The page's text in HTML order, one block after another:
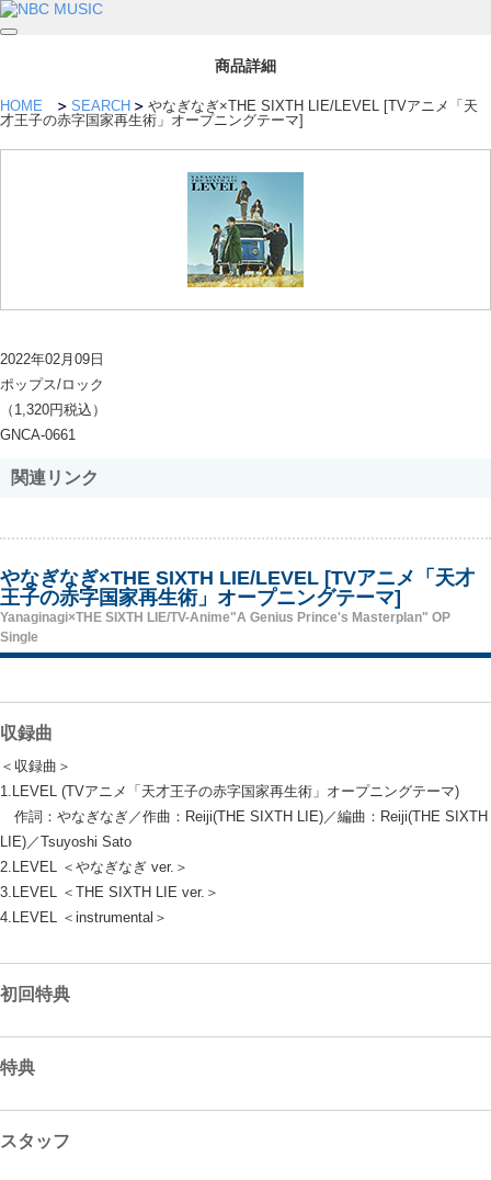
商品詳細
HOME SEARCH
やなぎなぎ×THE SIXTH LIE/LEVEL [TVアニメ「天
才王子の赤字国家再生術」オープニングテーマ]
2022年02月09日
ポップス/ロック
（1,320円税込）
GNCA-0661
関連リンク
やなぎなぎ×THE SIXTH LIE/LEVEL [TVアニメ「天才
王子の赤字国家再生術」オープニングテーマ]
Yanaginagi×THE SIXTH LIE/TV-Anime"A Genius Prince's Masterplan" OP
Single
収録曲
＜収録曲＞
1.LEVEL (TVアニメ「天才王子の赤字国家再生術」オープニングテーマ)
作詞：やなぎなぎ／作曲：Reiji(THE SIXTH LIE)／編曲：Reiji(THE SIXTH
LIE)／Tsuyoshi Sato
2.LEVEL ＜やなぎなぎ ver.＞
3.LEVEL ＜THE SIXTH LIE ver.＞
4.LEVEL ＜instrumental＞
初回特典
特典
スタッフ